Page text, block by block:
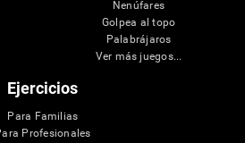
Nenúfares
Golpea al topo
Palabrájaros
Ver más juegos...
Ejercicios
Para Familias
Profesionales